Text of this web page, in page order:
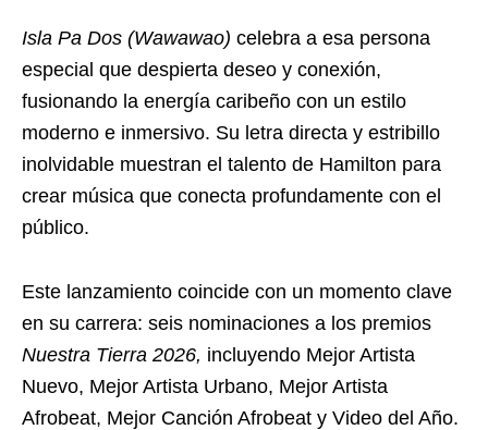
Isla Pa Dos (Wawawao) celebra a esa persona
especial que despierta deseo y conexión,
fusionando la energía caribeño con un estilo
moderno e inmersivo. Su letra directa y estribillo
inolvidable muestran el talento de Hamilton para
crear música que conecta profundamente con el
público.
Este lanzamiento coincide con un momento clave
en su carrera: seis nominaciones a los premios
Nuestra Tierra 2026, incluyendo Mejor Artista
Nuevo, Mejor Artista Urbano, Mejor Artista
Afrobeat, Mejor Canción Afrobeat y Video del Año.